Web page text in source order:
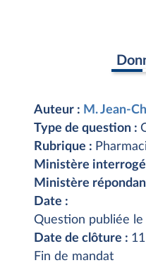
Auteur : M. Jean-
Type de question :
Rubrique :
Ministère
Ministère
Date :
Question publiée le
Date de clôture :
Fin de mandat